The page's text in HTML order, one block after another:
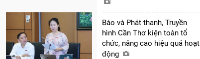
Báo và Phát thanh, Truyền
hình Cần Thơ kiện toàn tổ
chức, nâng cao hiệu quả hoạt
động